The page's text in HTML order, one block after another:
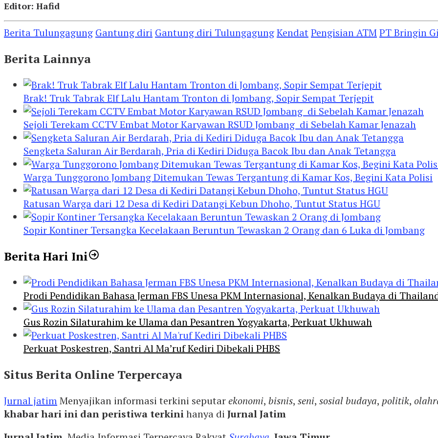
Editor: Hafid
Berita Tulungagung Gantung diri Gantung diri TulungagungKendatPengisian ATMPT Bringin
Berita Lainnya
Brak! Truk Tabrak Elf Lalu Hantam Tronton di Jombang, Sopir Sempat Terjepit
Sejoli Terekam CCTV Embat Motor Karyawan RSUD Jombang di Sebelah Kamar Jenazah
Sengketa Saluran Air Berdarah, Pria di Kediri Diduga Bacok Ibu dan Anak Tetangga
Warga Tunggorono Jombang Ditemukan Tewas Tergantung di Kamar Kos, Begini Kata Polisi
Ratusan Warga dari 12 Desa di Kediri Datangi Kebun Dhoho, Tuntut Status HGU
Sopir Kontiner Tersangka Kecelakaan Beruntun Tewaskan 2 Orang dan 6 Luka di Jombang
Berita Hari Ini
Prodi Pendidikan Bahasa Jerman FBS Unesa PKM Internasional, Kenalkan Budaya di
Gus Rozin Silaturahim ke Ulama dan Pesantren Yogyakarta, Perkuat Ukhuwah
Perkuat Poskestren, Santri Al Ma’ruf Kediri Dibekali PHBS
Situs Berita Online Terpercaya
Jurnal jatimMenyajikan informasi terkini seputarekonomi, bisnis, seni, sosial budaya, politik,
khabar hari ini dan peristiwa terkinihanya di Jurnal Jatim